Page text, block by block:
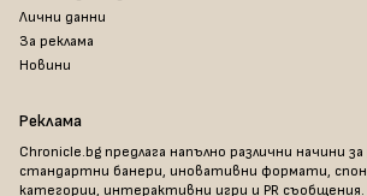
Лични данни
За реклама
Новини
Реклама
Chronicle.bg предлага напълно различни начини
стандартни банери, иновативни формати,
категории, интерактивни игри и PR